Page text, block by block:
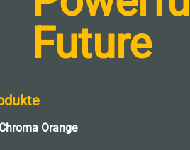
Future
Orange